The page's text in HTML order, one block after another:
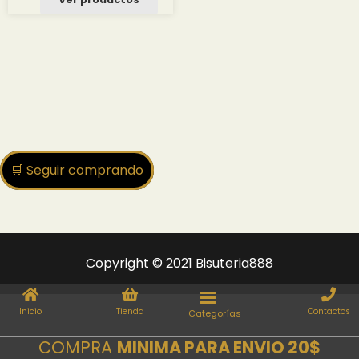
desde
🛒 Seguir comprando
Copyright © 2021 Bisuteria888
Inicio Tienda Contactos
COMPRA MINIMA PARA ENVIO 20$